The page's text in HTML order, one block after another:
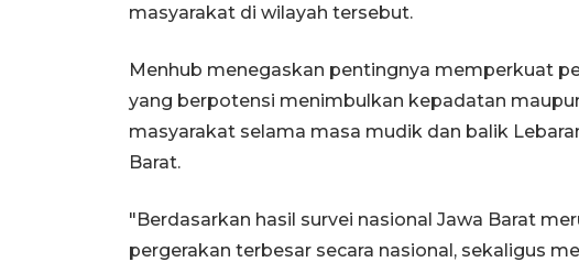
masyarakat di wilayah tersebut.
Menhub menegaskan pentingnya memperkuat
yang berpotensi menimbulkan kepadatan
masyarakat selama masa mudik dan balik
Barat.
"Berdasarkan hasil survei nasional Jawa Barat
pergerakan terbesar secara nasional, sekaligus